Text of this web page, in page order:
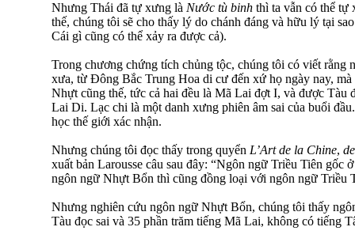
Nhưng Thái đã tự xưng là Nước tù binh thì ta vẫn có thể tự
thế, chúng tôi sẽ cho thấy lý do chánh đáng và hữu lý tại
Cái gì cũng có thể xảy ra được cả).
Trong chương chứng tích chủng tộc, chúng tôi có viết
xưa, từ Đông Bắc Trung Hoa di cư đến xứ họ ngày nay,
Nhựt cũng thế, tức cả hai đều là Mã Lai đợt I, và được Tàu
Lai Di. Lạc chi là một danh xưng phiên âm sai của buổi
học thế giới xác nhận.
Nhưng chúng tôi đọc thấy trong quyển L’Art de la Chine,
xuất bản Larousse câu sau đây: “Ngôn ngữ Triều Tiên gốc
ngôn ngữ Nhựt Bổn thì cũng đồng loại với ngôn ngữ Triều
Nhưng nghiên cứu ngôn ngữ Nhựt Bổn, chúng tôi thấy
Tàu đọc sai và 35 phần trăm tiếng Mã Lai, không có tiếng